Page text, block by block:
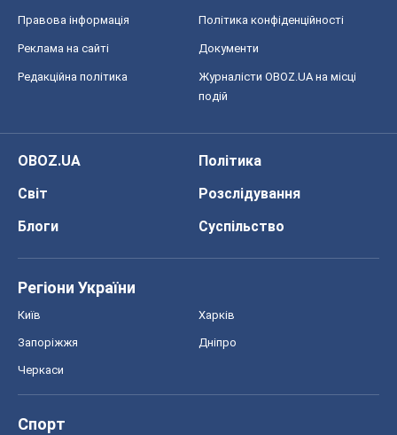
Правова інформація Політика конфіденційності
Реклама на сайті Документи
Редакційна політика
Журналісти OBOZ.UA на місці
подій
OBOZ.UA
Політика
Світ
Розслідування
Блоги
Суспільство
Регіони України
Київ Харків
Запоріжжя Дніпро
Черкаси
Спорт